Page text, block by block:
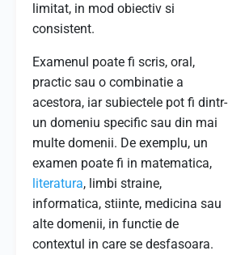
limitat, in mod obiectiv si
consistent.
Examenul poate fi scris, oral,
practic sau o combinatie a
acestora, iar subiectele pot fi dintr-
un domeniu specific sau din mai
multe domenii. De exemplu, un
examen poate fi in matematica,
literatura, limbi straine,
informatica, stiinte, medicina sau
alte domenii, in functie de
contextul in care se desfasoara.